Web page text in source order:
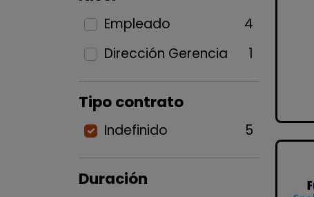
Empleado
4
Dirección Gerencia
1
Tipo contrato
Indefinido 5
Duración